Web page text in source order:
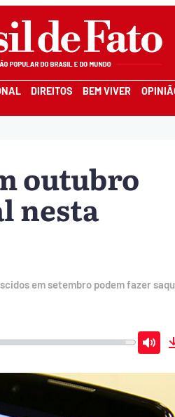
DIREITOS BEM VIVER
outubro
nesta
em setembro podem fazer
Mute